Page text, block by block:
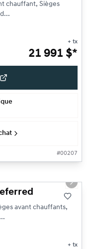
chauffant, Sièges
+ tx
21 991 $*
#00207
Next
avant chauffants,
+ tx